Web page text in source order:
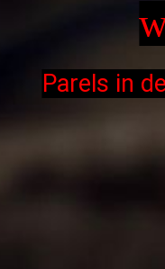
Parels in